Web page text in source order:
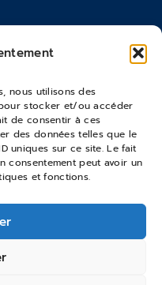
nous utilisons des
stocker et/ou accéder
de consentir à ces
des données telles que le
uniques sur ce site. Le fait
consentement peut avoir un
et fonctions.